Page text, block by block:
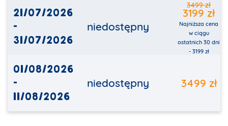
21/07/2026
-
31/07/2026
niedostępny
3499 zł
3199 zł
Najniższa cena
w ciągu
ostatnich 30 dni
- 3199 zł
01/08/2026
-
11/08/2026
niedostępny 3499 zł